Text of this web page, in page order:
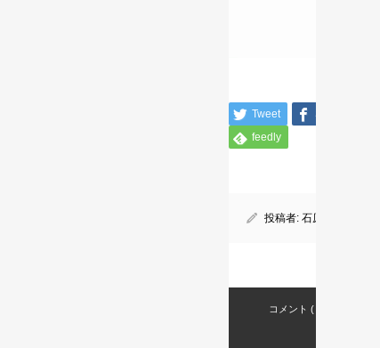
Tweet Share
feedly
投稿者: 石原 誠之
コメント ( 0 )